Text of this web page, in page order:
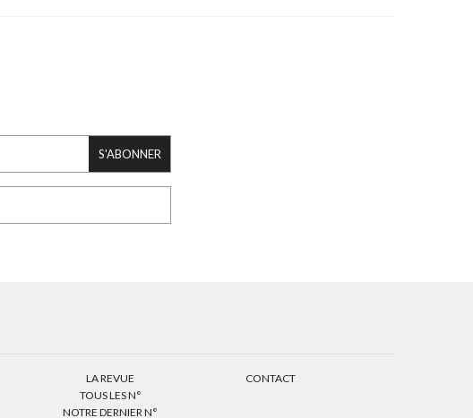
S'ABONNER
LA REVUE
TOUS LES N°
NOTRE DERNIER N°
CONTACT